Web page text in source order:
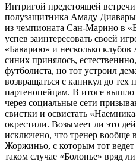
Интригой предстоящей встречи
полузащитника Амаду
из чемпионата Сан-Марино в
успев заинтересовать своей
«Баварию» и несколько
синих принялось,
футболиста, но тот устроил
возвращаться с каникул до тех
партенопейцам. В итоге вышло
через социальные сети
свистки и освистать
окрестили. Возымеет ли это
исключено, что тренер вообще
Жоржиньо, с которым тот ведет
таком случае «Болонье» вряд